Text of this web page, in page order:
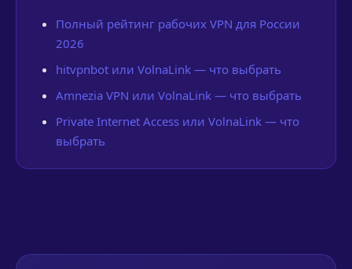
Полный рейтинг рабочих VPN для России
2026
hitvpnbot или VolnaLink — что выбрать
Amnezia VPN или VolnaLink — что выбрать
Private Internet Access или VolnaLink — что
выбрать